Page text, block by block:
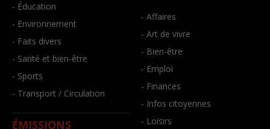
- Éducation
- Environnement
- Faits divers
- Santé et bien-être
- Sports
- Transport / Circulation
ÉMISSIONS
- Affaires
- Art de vivre
- Bien-être
- Emploi
- Finances
- Infos citoyennes
- Loisirs